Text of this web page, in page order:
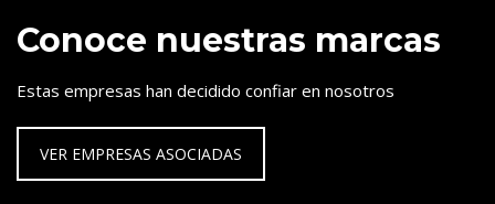
Conoce nuestras marcas
Estas empresas han decidido confiar en nosotros
VER EMPRESAS ASOCIADAS